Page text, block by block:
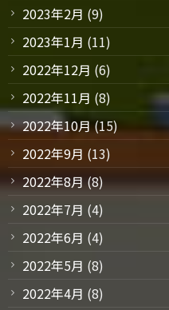
2023年2月 (9)
2023年1月 (11)
2022年12月 (6)
2022年11月 (8)
2022年10月(15)
2022年9月 (13)
2022年8月 (8)
2022年7月 (4)
2022年6月 (4)
2022年5月 (8)
2022年4月 (8)